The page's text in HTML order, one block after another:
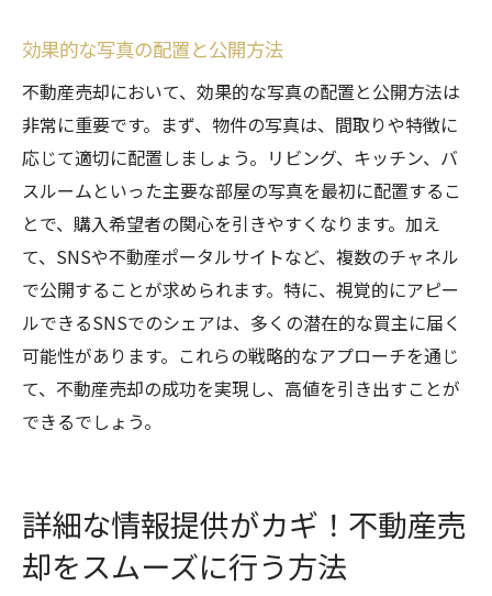
効果的な写真の配置と公開方法
不動産売却において、効果的な写真の配置と公開方法は
非常に重要です。まず、物件の写真は、間取りや特徴に
応じて適切に配置しましょう。リビング、キッチン、バ
スルームといった主要な部屋の写真を最初に配置するこ
とで、購入希望者の関心を引きやすくなります。加え
て、SNSや不動産ポータルサイトなど、複数のチャネル
で公開することが求められます。特に、視覚的にアピー
ルできるSNSでのシェアは、多くの潜在的な買主に届く
可能性があります。これらの戦略的なアプローチを通じ
て、不動産売却の成功を実現し、高値を引き出すことが
できるでしょう。
詳細な情報提供がカギ！不動産売
却をスムーズに行う方法